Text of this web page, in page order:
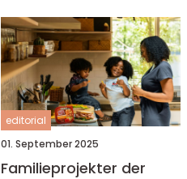
editorial
01. September 2025
Familieprojekter der